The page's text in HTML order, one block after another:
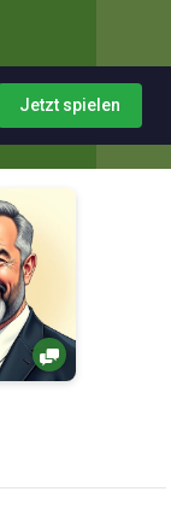
Jetzt spielen